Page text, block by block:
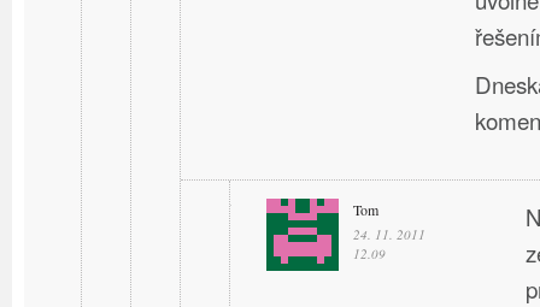
Tom
24. 11. 2011
12.09